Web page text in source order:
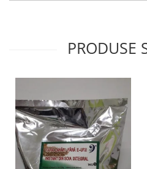
PRODUSE